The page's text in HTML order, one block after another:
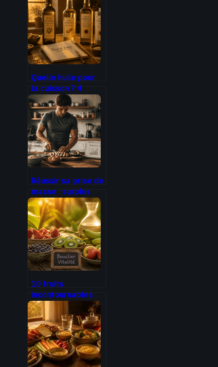
Quelle huile pour
la cuisson ? 4
réflexes pour
éviter la toxicité
et préserver vos
nutriments
Réussir sa prise de
masse : surplus
calorique,
stratégie
nutritionnelle et
gain de force
10 fruits
incontournables
pour booster votre
santé et votre
vitalité au
quotidien